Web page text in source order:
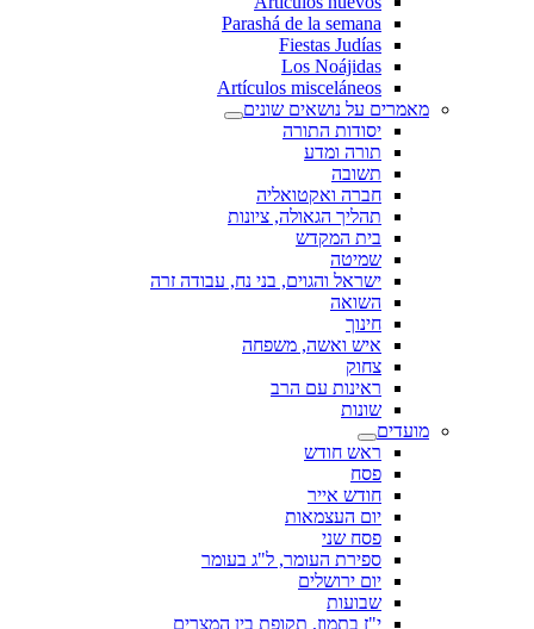
Parashá de la semana
Fiestas Judías
Los Noájidas
Artículos misceláneos
מאמרים על נושאים שונים
יסודות התורה
תורה ומדע
תשובה
חברה ואקטואליה
תהליך הגאולה, ציונות
בית המקדש
שמיטה
ישראל והגוים, בני נח, עבודה זרה
השואה
חינוך
איש ואשה, משפחה
צחוק
ראינות עם הרב
שונות
מועדים
ראש חודש
פסח
חודש אייר
יום העצמאות
פסח שני
ספירת העומר, ל"ג בעומר
יום ירושלים
שבועות
י"ז בתמוז, תקופת בין המצרים